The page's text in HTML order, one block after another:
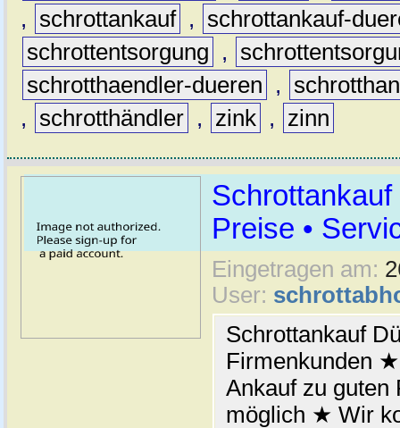
, schrottankauf ,
schrottankauf-
schrottentsorgung
,
schrotthaendler-dueren
,
,
schrotthändler , zink , zinn
Schrottankauf
Preise •
Eingetragen am:
User:
Schrottankauf
Firmenkunden
Ankauf zu
möglich ★ Wir